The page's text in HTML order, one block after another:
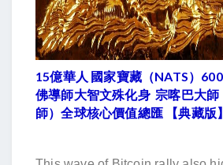
15億華人 國家寶藏（NATS）
佛導師大智文殊化身 宗喀巴大師
師）全球核心價值總匯 【典藏版】